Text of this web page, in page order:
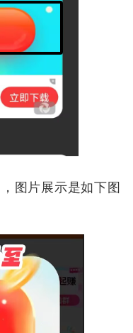
图片展示是如下图